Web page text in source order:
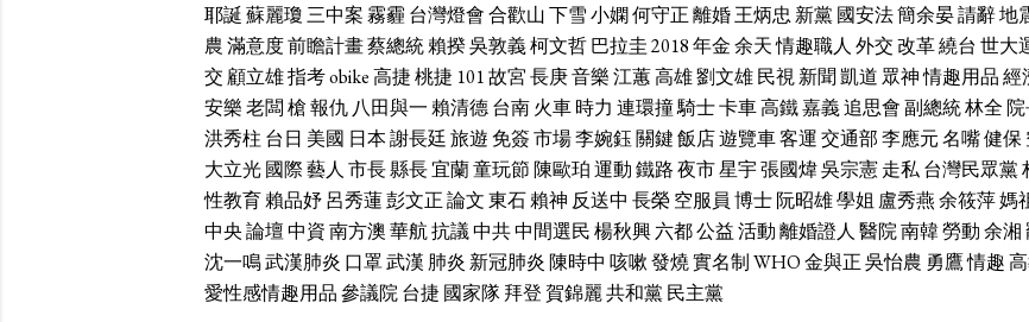
耶誕蘇麗瓊三中案霧霾 台灣燈會合歡山下雪小嫻何守正離婚王炳忠 新黨國安法簡余晏請辭地
農滿意度前瞻計畫蔡總統賴揆吳敦義柯文哲巴拉圭2018年金余天情趣職人 外交改革繞台 世大
交 顧立雄指考obike高捷桃捷 101故宮長庚音樂江蕙高雄劉文雄民視新聞 凱道 眾神情趣用品經
安樂老闆槍報仇 八田與一賴清德台南火車時力 連環撞騎士卡車高鐵嘉義追思會副總統林全
洪秀柱 台日 美國 日本謝長廷旅遊 免簽市場李婉鈺關鍵飯店遊覽車客運交通部李應元名嘴健保
大立光國際藝人 市長縣長宜蘭童玩節陳歐珀運動鐵路夜市星宇張國煒吳宗憲走私台灣民眾黨
性教育賴品妤呂秀蓮彭文正論文東石賴神 反送中 長榮空服員 博士阮昭雄學姐 盧秀燕余筱萍媽
中央論壇中資南方澳華航抗議中共中間選民楊秋興六都公益活動離婚證人 醫院南韓勞動余湘
沈一鳴武漢肺炎 口罩武漢 肺炎 新冠肺炎陳時中 咳嗽發燒實名制WHO金與正吳怡農 勇鷹情趣
愛性感情趣用品參議院台捷 國家隊拜登賀錦麗共和黨民主黨